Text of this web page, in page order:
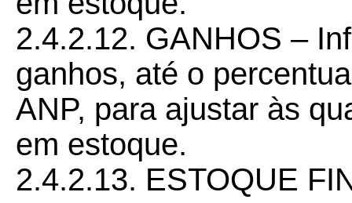
2.4.2.12. GANHOS –
ganhos, até o
ANP, para ajustar às
em estoque.
2.4.2.13. ESTOQUE